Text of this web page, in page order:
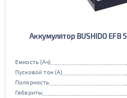
Аккумулятор BUSHIDO EFB
Емкость (Ач)
Пусковой ток (А)
Полярность
Габариты